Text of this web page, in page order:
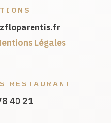
Légales
RESTAURANT
40 21